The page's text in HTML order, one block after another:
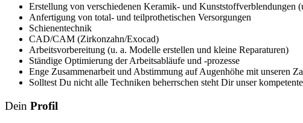
Erstellung von verschiedenen Keramik- und Kunststoffverblendungen
Anfertigung von total- und teilprothetischen Versorgungen
Schienentechnik
CAD/CAM (Zirkonzahn/Exocad)
Arbeitsvorbereitung (u. a. Modelle erstellen und kleine Reparaturen)
Ständige Optimierung der Arbeitsabläufe und -prozesse
Enge Zusammenarbeit und Abstimmung auf Augenhöhe mit unseren
Solltest Du nicht alle Techniken beherrschen steht Dir unser
Dein Profil